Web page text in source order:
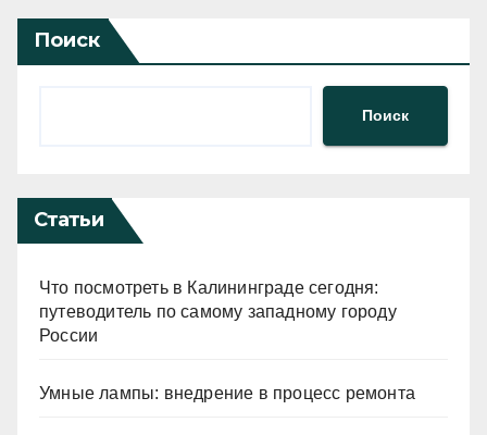
Поиск
Поиск
Статьи
Что посмотреть в Калининграде сегодня:
путеводитель по самому западному городу
России
Умные лампы: внедрение в процесс ремонта